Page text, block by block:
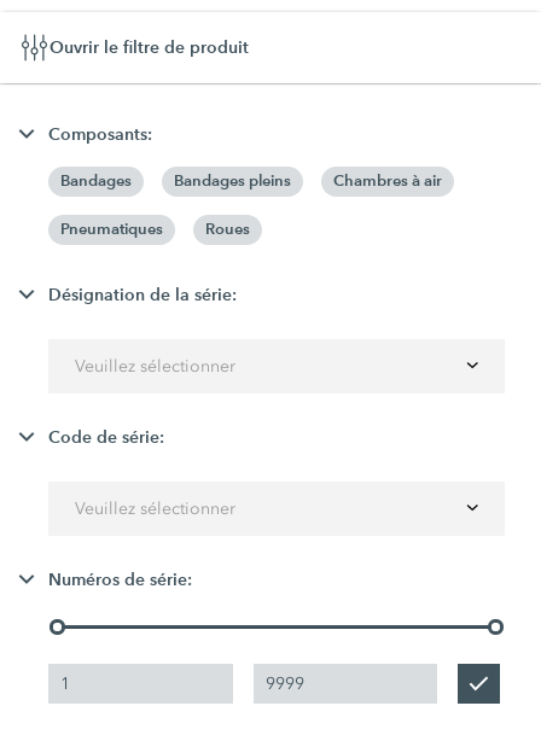
Ouvrir le filtre de produit
Composants:
Bandages Bandages pleins Chambres à air
Pneumatiques Roues
Désignation de la série:
Veuillez sélectionner
Code de série:
Veuillez sélectionner
Numéros de série: